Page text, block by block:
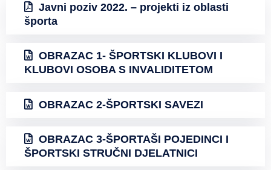
Javni poziv 2022. – projekti iz oblasti
športa
OBRAZAC 1- ŠPORTSKI KLUBOVI I
KLUBOVI OSOBA S INVALIDITETOM
OBRAZAC 2-ŠPORTSKI SAVEZI
OBRAZAC 3-ŠPORTAŠI POJEDINCI I
ŠPORTSKI STRUČNI DJELATNICI